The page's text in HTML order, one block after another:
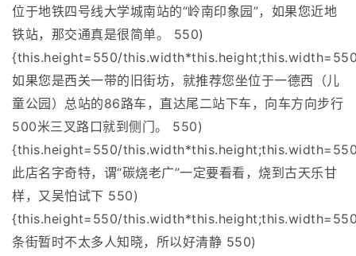
位于地铁四号线大学城南站的“岭南印象园”，如果您近地
铁站，那交通真是很简单。 550)
{this.height=550/
如果您是西关一带的旧街坊，就推荐您坐位于一德西（儿
童公园）总站的86路车，直达尾二站下车，向车方向步行
500米三叉路口就到侧门。 550)
{this.height=550/
此店名字奇特，谓“碳烧老广”一定要看看，烧到古天乐甘
样，又吴怕试下 550)
{this.height=550/
条街暂时不太多人知晓，所以好清静 550)